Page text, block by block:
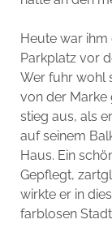
Heute war
Parkplatz vor
Wer fuhr wohl
von der Marke
stieg aus, als
auf seinem
Haus. Ein
Gepflegt,
wirkte er in
farblosen